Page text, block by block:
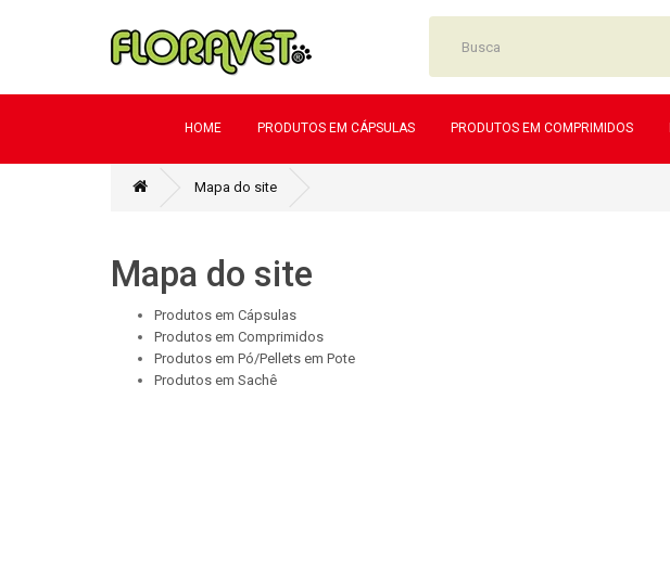
HOME PRODUTOS EM CÁPSULAS PRODUTOS EM COMPRIMIDOS
Mapa do site
Mapa do site
Produtos em Cápsulas
Produtos em Comprimidos
Produtos em Pó/Pellets em Pote
Produtos em Sachê